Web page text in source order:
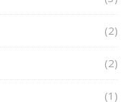
(2)
(2)
(1)